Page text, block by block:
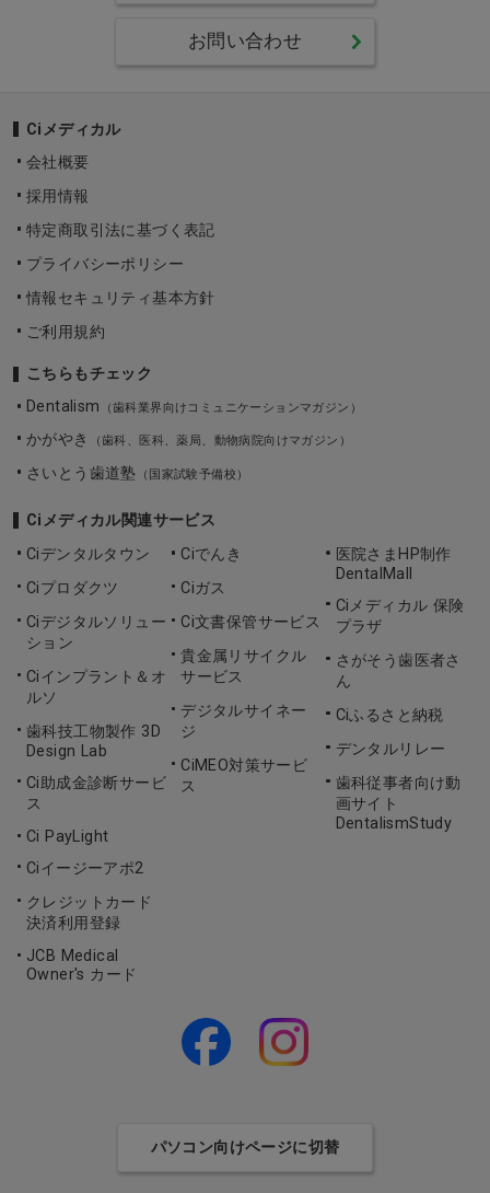
お問い合わせ
Ciメディカル
会社概要
採用情報
特定商取引法に基づく表記
プライバシーポリシー
情報セキュリティ基本方針
ご利用規約
こちらもチェック
Dentalism
（歯科業界向けコミュニケーションマガジン）
かがやき （歯科、医科、薬局、動物病院向けマガジン）
さいとう歯道塾 （国家試験予備校）
Ciメディカル関連サービス
Ciデンタルタウン
Ciプロダクツ
Ciデジタルソリュー
ション
Ciインプラント＆オ
ルソ
歯科技工物製作 3D
Design Lab
Ci助成金診断サービ
ス
Ci PayLight
Ciイージーアポ2
クレジットカード
決済利用登録
JCB Medical
Owner's カード
Ciでんき
Ciガス
Ci文書保管サービス
貴金属リサイクル
サービス
デジタルサイネー
ジ
CiMEO対策サービ
ス
医院さまHP制作
DentalMall
Ciメディカル 保険
プラザ
さがそう歯医者さ
ん
Ciふるさと納税
デンタルリレー
歯科従事者向け動
画サイト
DentalismStudy
パソコン向けページに切替